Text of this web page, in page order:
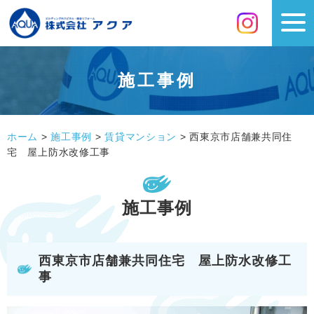
施工事例
ホーム >施工事例 >賃貸マンション >西東京市店舗兼共同住
宅 屋上防水改修工事
施工事例
西東京市店舗兼共同住宅 屋上防水改修工
事